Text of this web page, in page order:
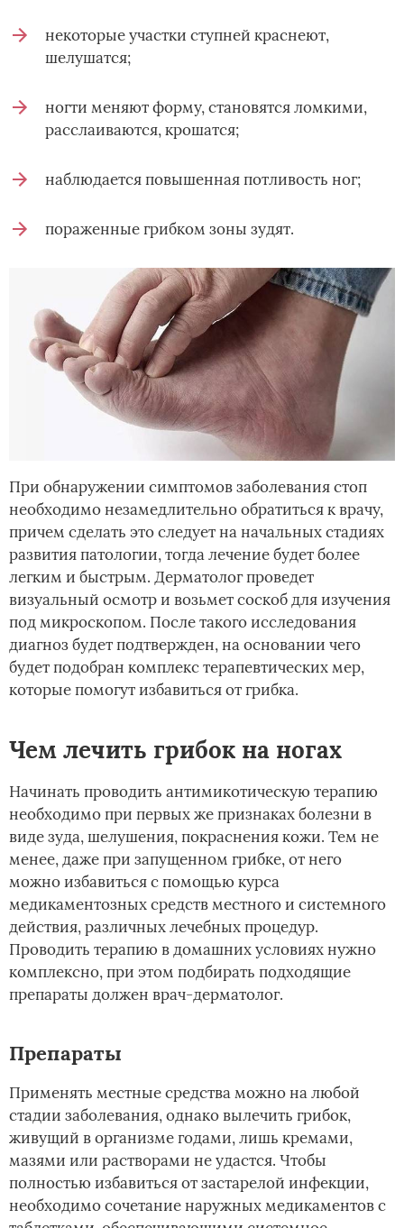
некоторые участки ступней краснеют,
шелушатся;
ногти меняют форму, становятся ломкими,
расслаиваются, крошатся;
наблюдается повышенная потливость ног;
пораженные грибком зоны зудят.
При обнаружении симптомов заболевания стоп
необходимо незамедлительно обратиться к врачу,
причем сделать это следует на начальных стадиях
развития патологии, тогда лечение будет более
легким и быстрым. Дерматолог проведет
визуальный осмотр и возьмет соскоб для изучения
под микроскопом. После такого исследования
диагноз будет подтвержден, на основании чего
будет подобран комплекс терапевтических мер,
которые помогут избавиться от грибка.
Чем лечить грибок на ногах
Начинать проводить антимикотическую терапию
необходимо при первых же признаках болезни в
виде зуда, шелушения, покраснения кожи. Тем не
менее, даже при запущенном грибке, от него
можно избавиться с помощью курса
медикаментозных средств местного и системного
действия, различных лечебных процедур.
Проводить терапию в домашних условиях нужно
комплексно, при этом подбирать подходящие
препараты должен врач-дерматолог.
Препараты
Применять местные средства можно на любой
стадии заболевания, однако вылечить грибок,
живущий в организме годами, лишь кремами,
мазями или растворами не удастся. Чтобы
полностью избавиться от застарелой инфекции,
необходимо сочетание наружных медикаментов с